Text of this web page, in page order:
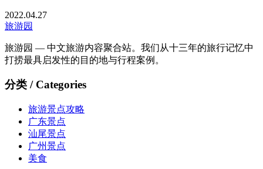
2022.04.27
旅游园
旅游园 — 中文旅游内容聚合站。我们从十三年的旅行记忆中
打捞最具启发性的目的地与行程案例。
分类 / Categories
旅游景点攻略
广东景点
汕尾景点
广州景点
美食